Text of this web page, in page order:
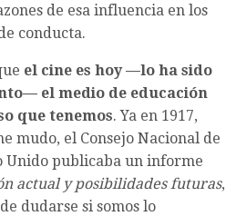
de esa influencia en los
conducta.
el cine es hoy —lo ha sido
el medio de educación
que tenemos. Ya en 1917,
mudo, el Consejo Nacional de
Unido publicaba un informe
actual y posibilidades futuras,
dudarse si somos lo